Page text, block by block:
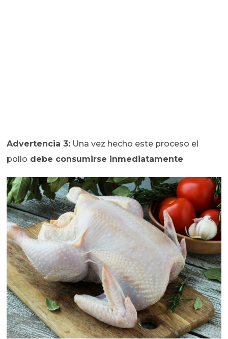
Advertencia 3: Una vez hecho este proceso el
pollo debe consumirse inmediatamente